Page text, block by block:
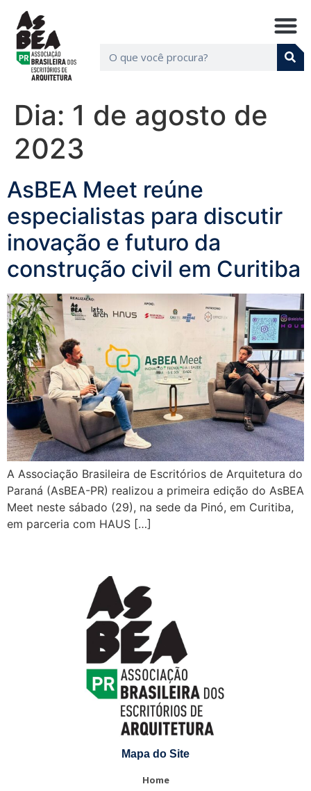
Dia: 1 de agosto de
2023
AsBEA Meet reúne
especialistas para discutir
inovação e futuro da
construção civil em Curitiba
A Associação Brasileira de Escritórios de Arquitetura do
Paraná (AsBEA-PR) realizou a primeira edição do AsBEA
Meet neste sábado (29), na sede da Pinó, em Curitiba,
em parceria com HAUS […]
Mapa do Site
Home